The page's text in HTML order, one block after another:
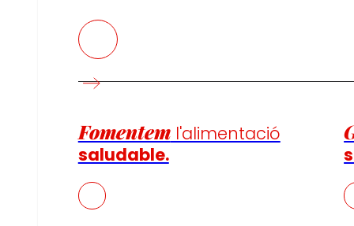
Fomenteml'alimentació
saludable.